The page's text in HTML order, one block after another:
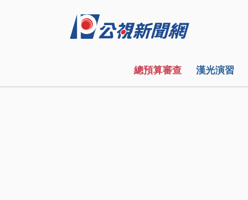
總預算審查 漢光演習